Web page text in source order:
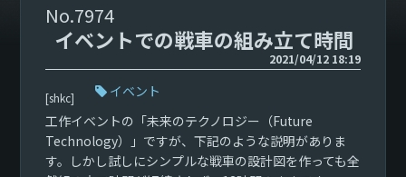
7974
イベントでの戦車の組み立て時間
2021/04/12 18:19
[shkc]
イベント
工作イベントの「未来のテクノロジー（Future
Technology）」ですが、下記のような説明がありま
す。しかし試しにシンプルな戦車の設計図を作っても全